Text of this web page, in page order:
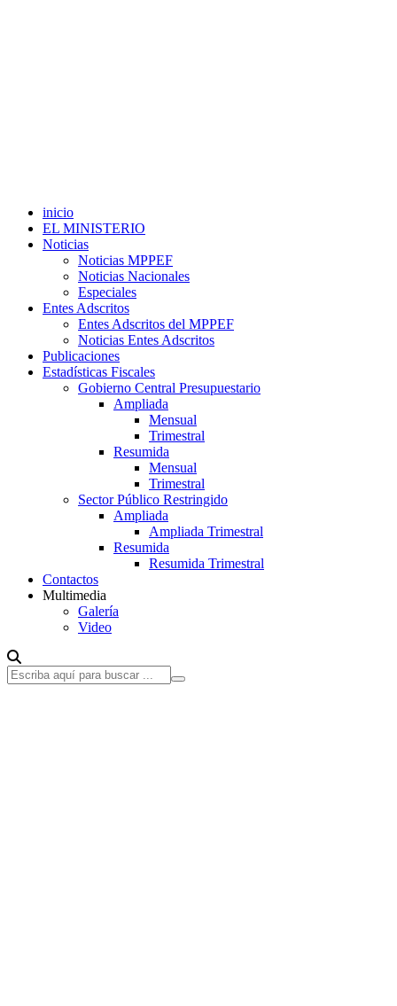
inicio
EL MINISTERIO
Noticias
Noticias MPPEF
Noticias Nacionales
Especiales
Entes Adscritos
Entes Adscritos del MPPEF
Noticias Entes Adscritos
Publicaciones
Estadísticas Fiscales
Gobierno Central Presupuestario
Ampliada
Mensual
Trimestral
Resumida
Mensual
Trimestral
Sector Público Restringido
Ampliada
Ampliada Trimestral
Resumida
Resumida Trimestral
Contactos
Multimedia
Galería
Video